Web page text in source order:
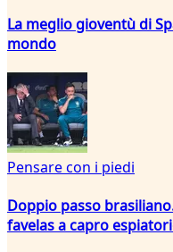
La meglio gioventù di
mondo
Pensare con i piedi
Doppio passo
favelas a capro